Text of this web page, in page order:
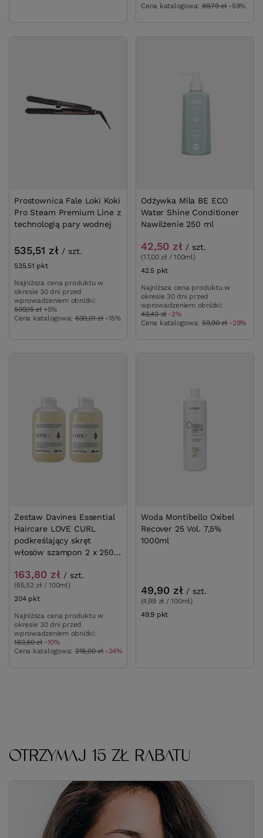
Cena katalogowa: 89,79 zł -59%
Prostownica Fale Loki Koki
Pro Steam Premium Line z
technologią pary wodnej
535,51 zł / szt.
535.51 pktpunktów
Najniższa cena produktu w
okresie 30 dni przed
wprowadzeniem obniżki:
509,15 zł +5%
Cena katalogowa: 630,01 zł -15%
Odżywka Mila BE ECO
Water Shine Conditioner
Nawilżenie 250 ml
42,50 zł / szt.
(17,00 zł / 100ml)
42.5 pkt
Najniższa cena produktu w
okresie 30 dni przed
wprowadzeniem obniżki:
43,43 zł -2%
Cena katalogowa: 59,90 zł -29%
Zestaw Davines Essential
Haircare LOVE CURL
podkreślający skręt
włosów szampon 2 x 250
163,80 zł / szt.
(65,52 zł / 100ml)
204 pktpunktów
Najniższa cena produktu w
okresie 30 dni przed
wprowadzeniem obniżki:
183,60 zł -10%
Cena katalogowa: 216,00 zł -24%
Woda Montibello Oxibel
Recover 25 Vol. 7,5%
1000ml
49,90 zł / szt.
(4,99 zł / 100ml)
49.9 pkt
OTRZYMAJ 15 ZŁ RABATU